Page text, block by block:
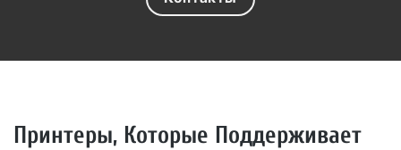
Принтеры, Которые Поддерживает